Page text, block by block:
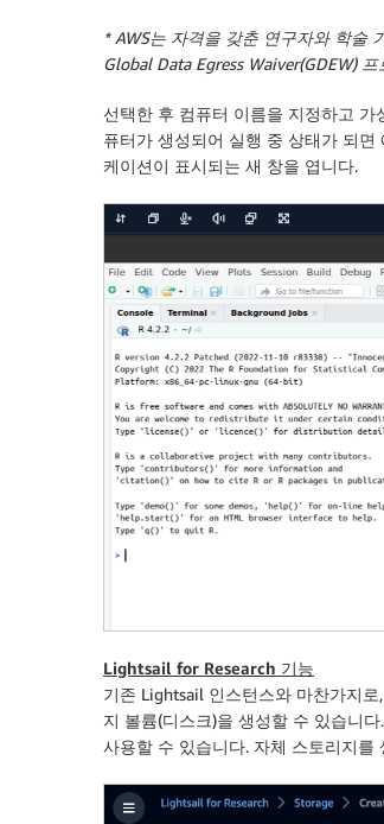
* AWS는 자격을 갖춘 연구자와 학술
Global Data Egress Waiver(GDEW)
선택한 후 컴퓨터 이름을 지정하고 가
퓨터가 생성되어 실행 중 상태가 되면
케이션이 표시되는 새 창을 엽니다.
Lightsail for Research 기능
기존 Lightsail 인스턴스와 마찬가지
지 볼륨(디스크)을 생성할 수 있습니
사용할 수 있습니다. 자체 스토리지를